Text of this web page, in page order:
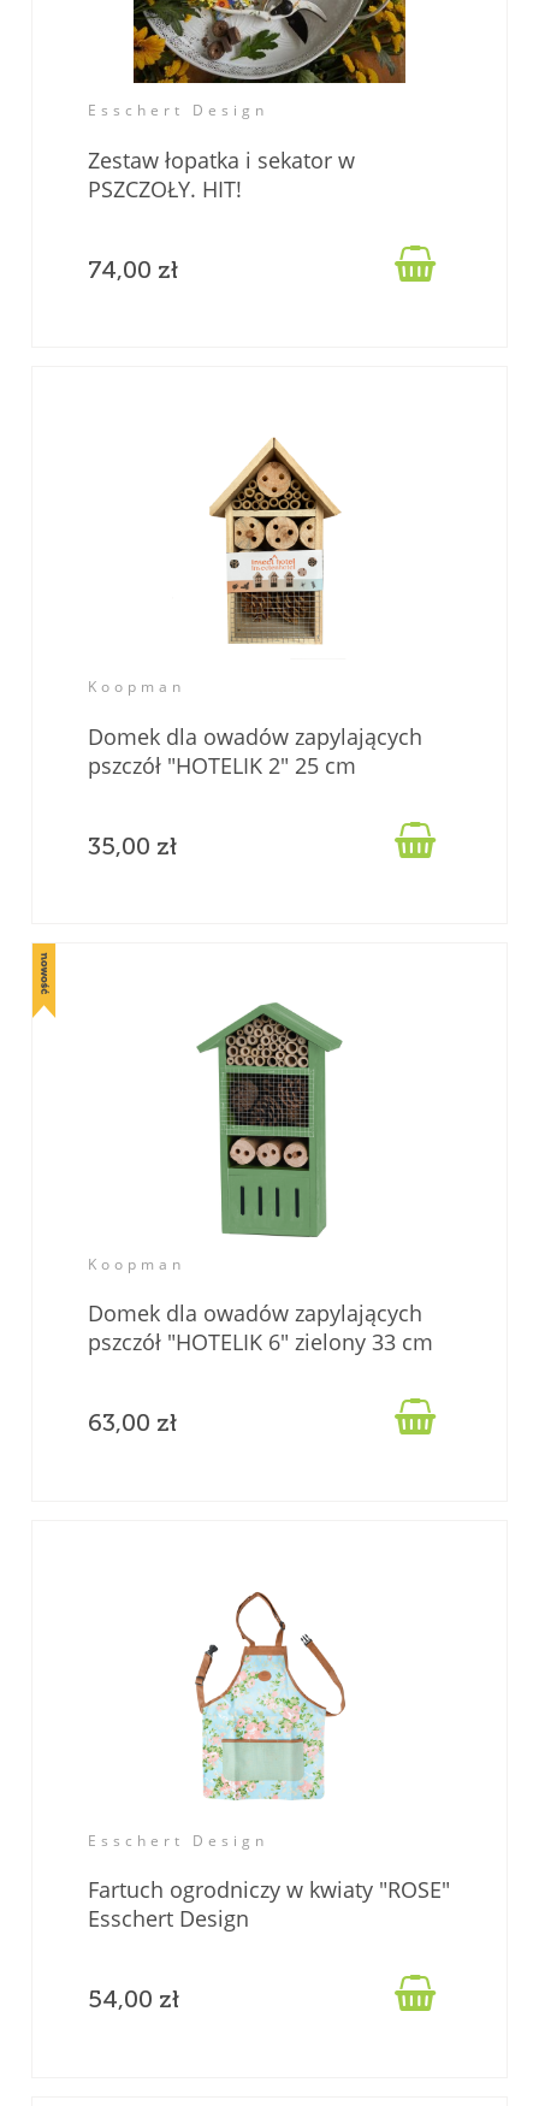
Esschert Design
Zestaw łopatka i sekator w
PSZCZOŁY. HIT!
74,00 zł 
Koopman
Domek dla owadów zapylających
pszczół "HOTELIK 2" 25 cm
35,00 zł 
Koopman
Domek dla owadów zapylających
pszczół "HOTELIK 6" zielony 33 cm
63,00 zł 
Esschert Design
Fartuch ogrodniczy w kwiaty "ROSE"
Esschert Design
54,00 zł 